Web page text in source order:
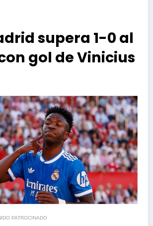
supera 1-0 al
gol de Vinicius
PATROCINADO